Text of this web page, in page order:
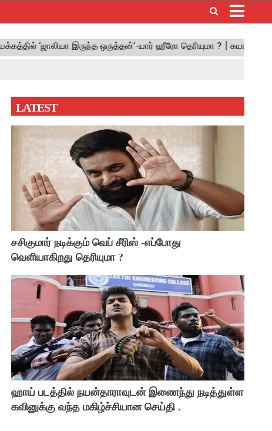
LATEST
சசிகுமார் நடிக்கும் வெப் சீரிஸ் -எப்போது
வெளியாகிறது தெரியுமா ?
ஹாய் படத்தில் நயன்தாராவுடன் இணைந்து நடித்துள்ள
கவினுக்கு வந்த மகிழ்ச்சியான செய்தி .